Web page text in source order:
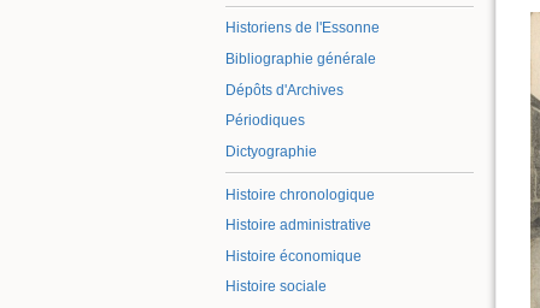
Historiens de l'Essonne
Bibliographie générale
Dépôts d'Archives
Périodiques
Dictyographie
Histoire chronologique
Histoire administrative
Histoire économique
Histoire sociale